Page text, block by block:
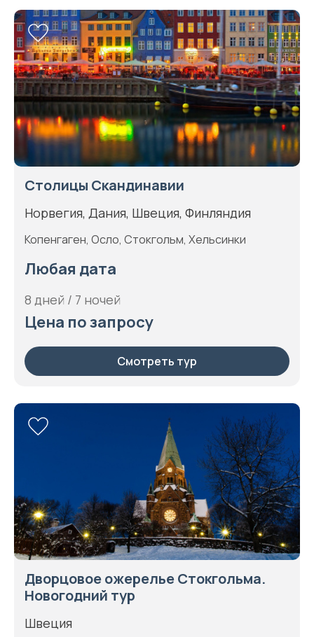
Столицы Скандинавии
Норвегия, Дания, Швеция, Финляндия
Копенгаген, Осло, Стокгольм, Хельсинки
Любая дата
8 дней / 7 ночей
Цена по запросу
Смотреть тур
Дворцовое ожерелье Стокгольма.
Новогодний тур
Швеция